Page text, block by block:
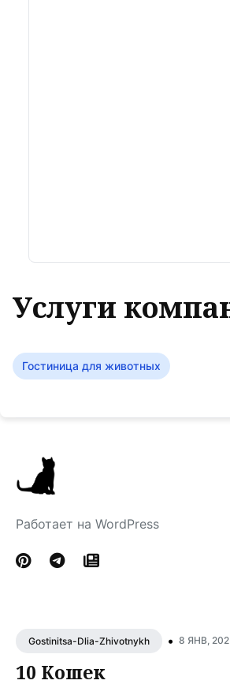
Услуги
Гостиница для животных
Работает на WordPress
Gostinitsa-Dlia-Zhivotnykh • 8 ЯНВ,
10 Кошек